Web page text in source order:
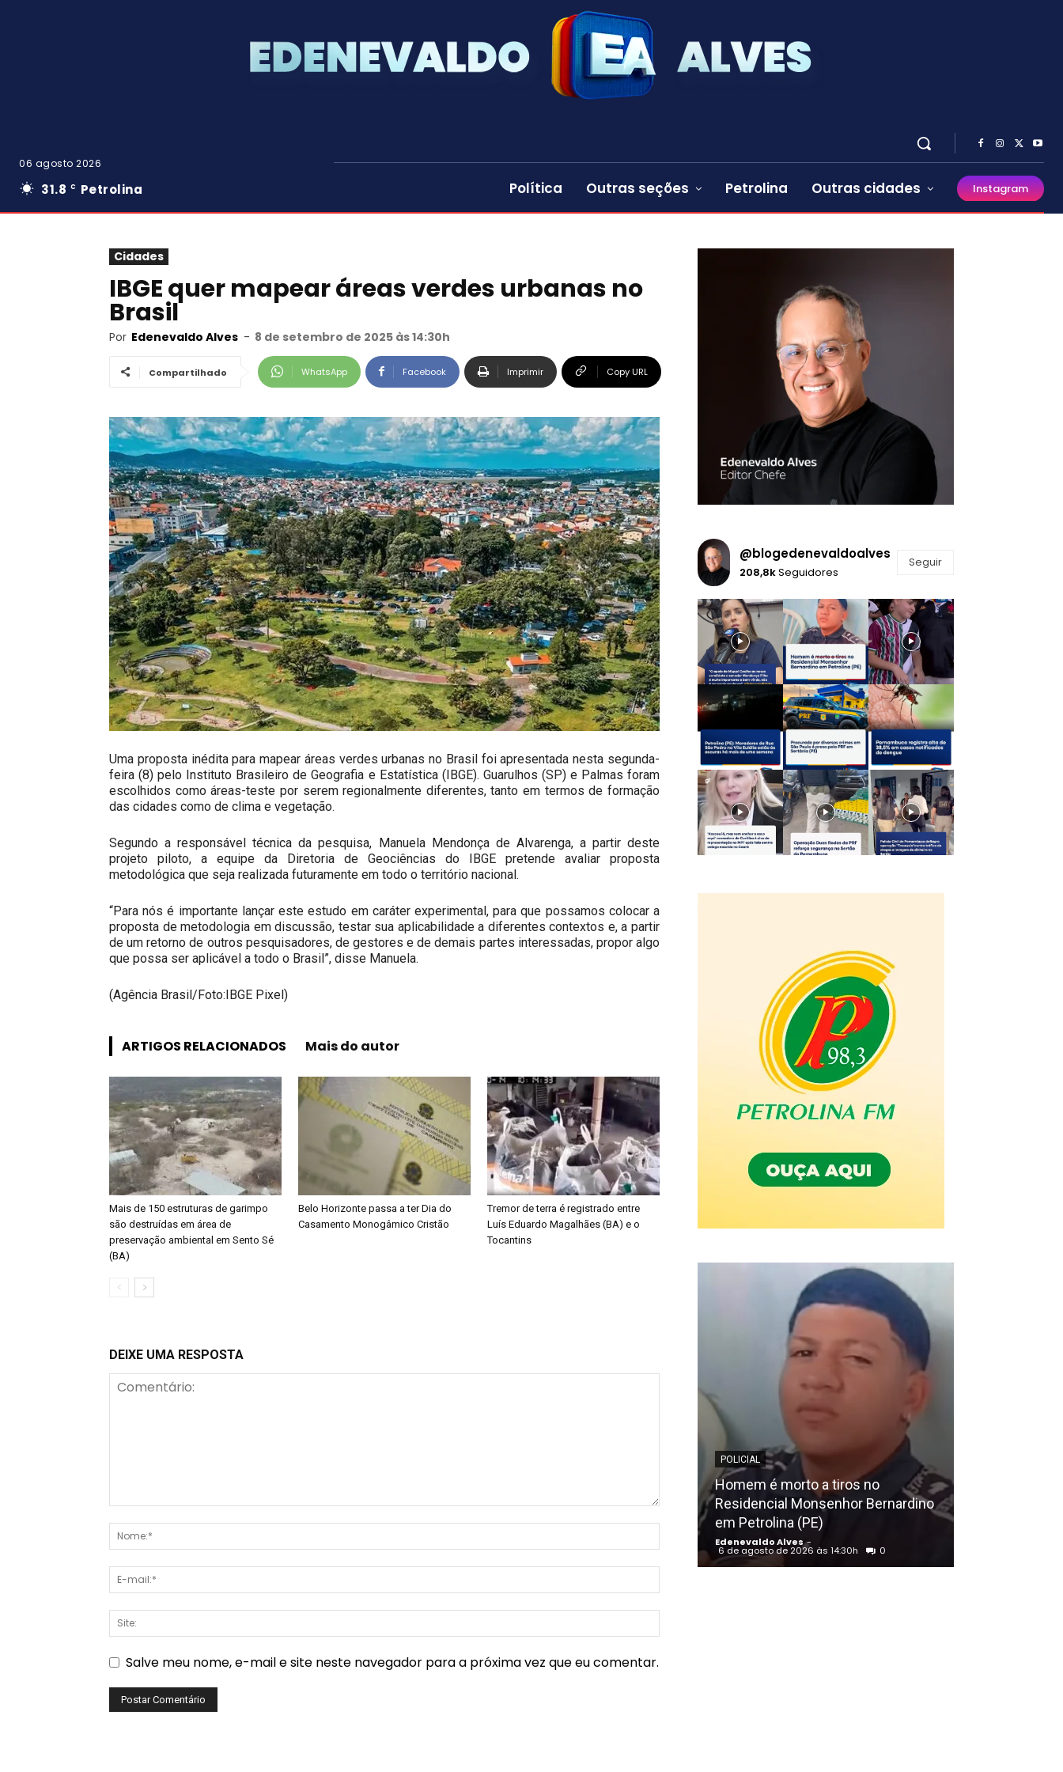
06 agosto 2026
31.8 C Petrolina Política Outras seções Petrolina Outras cidades Instagram
Cidades
IBGE quer mapear áreas verdes urbanas no
Brasil
Por Edenevaldo Alves - 8 de setembro de 2025 às 14:30h
Compartilhado WhatsApp Facebook Imprimir Copy URL
Uma proposta inédita para mapear áreas verdes urbanas no Brasil foi apresentada nesta segunda-
feira (8) pelo Instituto Brasileiro de Geografia e Estatística (IBGE). Guarulhos (SP) e Palmas foram
escolhidos como áreas-teste por serem regionalmente diferentes, tanto em termos de formação
das cidades como de clima e vegetação.
Segundo a responsável técnica da pesquisa, Manuela Mendonça de Alvarenga, a partir deste
projeto piloto, a equipe da Diretoria de Geociências do IBGE pretende avaliar proposta
metodológica que seja realizada futuramente em todo o território nacional.
“Para nós é importante lançar este estudo em caráter experimental, para que possamos colocar a
proposta de metodologia em discussão, testar sua aplicabilidade a diferentes contextos e, a partir
de um retorno de outros pesquisadores, de gestores e de demais partes interessadas, propor algo
que possa ser aplicável a todo o Brasil”, disse Manuela.
(Agência Brasil/Foto:IBGE Pixel)
ARTIGOS RELACIONADOS Mais do autor
Mais de 150 estruturas de garimpo
são destruídas em área de
preservação ambiental em Sento Sé
(BA)
Belo Horizonte passa a ter Dia do
Casamento Monogâmico Cristão
Tremor de terra é registrado entre
Luís Eduardo Magalhães (BA) e o
Tocantins
DEIXE UMA RESPOSTA
Salve meu nome, e-mail e site neste navegador para a próxima vez que eu comentar.
@blogedenevaldoalves
208,8kSeguidores
Seguir
POLICIAL
Homem é morto a tiros no
Residencial Monsenhor Bernardino
em Petrolina (PE)
Edenevaldo Alves -
6 de agosto de 2026 às 14:30h 0